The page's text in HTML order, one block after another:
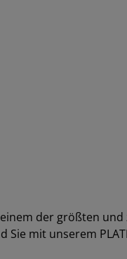
der größten
mit unserem